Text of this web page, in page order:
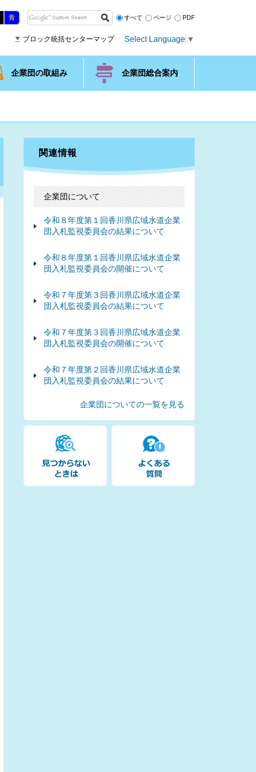
青 すべて ページ PDF
ブロック統括センターマップ Select Language ▼
企業団の取組み 企業団総合案内
関連情報
企業団について
令和８年度第１回香川県広域水道企業
団入札監視委員会の結果について
令和８年度第１回香川県広域水道企業
団入札監視委員会の開催について
令和７年度第３回香川県広域水道企業
団入札監視委員会の結果について
令和７年度第３回香川県広域水道企業
団入札監視委員会の開催について
令和７年度第２回香川県広域水道企業
団入札監視委員会の結果について
企業団についての一覧を見る